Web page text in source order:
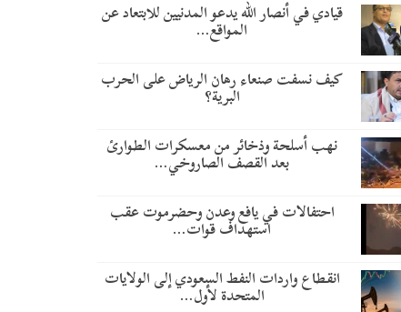
قيادي في أنصار الله يدعو المدنيين للابتعاد عن
المواقع…
كيف نسفت صنعاء رهان الرياض على الحرب
البرية؟
نهب أسلحة وذخائر من معسكرات الطوارئ
بعد القصف الصاروخي…
احتفالات في يافع وعدن وحضرموت عقب
استهداف قوات…
انقطاع واردات النفط السعودي إلى الولايات
المتحدة لأول…